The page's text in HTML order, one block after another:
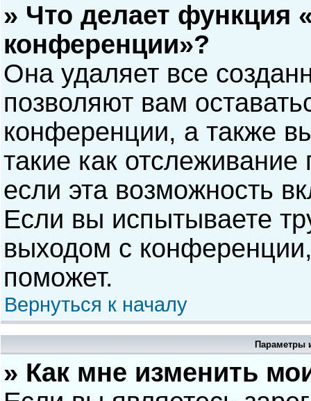
» Что делает функция
конференции»?
Она удаляет все
позволяют вам
конференции, а также
такие как
если эта возможность
Если вы испытываете
выходом с
поможет.
Вернуться к началу
Параметры
» Как мне изменить